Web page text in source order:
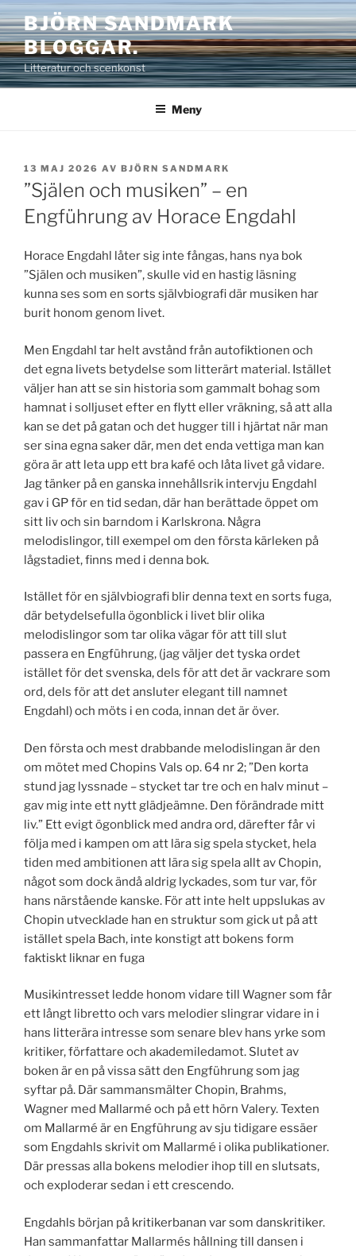
Hoppa
till
innehåll
BJÖRN SANDMARK
BLOGGAR.
Litteratur och scenkonst
Meny
PUBLICERAT
13 MAJ 2026 AV BJÖRN SANDMARK
”Själen och musiken” – en
Engführung av Horace Engdahl
Horace Engdahl låter sig inte fångas, hans nya bok
”Själen och musiken”, skulle vid en hastig läsning
kunna ses som en sorts självbiografi där musiken har
burit honom genom livet.
Men Engdahl tar helt avstånd från autofiktionen och
det egna livets betydelse som litterärt material. Istället
väljer han att se sin historia som gammalt bohag som
hamnat i solljuset efter en flytt eller vräkning, så att alla
kan se det på gatan och det hugger till i hjärtat när man
ser sina egna saker där, men det enda vettiga man kan
göra är att leta upp ett bra kafé och låta livet gå vidare.
Jag tänker på en ganska innehållsrik intervju Engdahl
gav i GP för en tid sedan, där han berättade öppet om
sitt liv och sin barndom i Karlskrona. Några
melodislingor, till exempel om den första kärleken på
lågstadiet, finns med i denna bok.
Istället för en självbiografi blir denna text en sorts fuga,
där betydelsefulla ögonblick i livet blir olika
melodislingor som tar olika vägar för att till slut
passera en Engführung, (jag väljer det tyska ordet
istället för det svenska, dels för att det är vackrare som
ord, dels för att det ansluter elegant till namnet
Engdahl) och möts i en coda, innan det är över.
Den första och mest drabbande melodislingan är den
om mötet med Chopins Vals op. 64 nr 2; ”Den korta
stund jag lyssnade – stycket tar tre och en halv minut –
gav mig inte ett nytt glädjeämne. Den förändrade mitt
liv.” Ett evigt ögonblick med andra ord, därefter får vi
följa med i kampen om att lära sig spela stycket, hela
tiden med ambitionen att lära sig spela allt av Chopin,
något som dock ändå aldrig lyckades, som tur var, för
hans närstående kanske. För att inte helt uppslukas av
Chopin utvecklade han en struktur som gick ut på att
istället spela Bach, inte konstigt att bokens form
faktiskt liknar en fuga
Musikintresset ledde honom vidare till Wagner som får
ett långt libretto och vars melodier slingrar vidare in i
hans litterära intresse som senare blev hans yrke som
kritiker, författare och akademiledamot. Slutet av
boken är en på vissa sätt den Engführung som jag
syftar på. Där sammansmälter Chopin, Brahms,
Wagner med Mallarmé och på ett hörn Valery. Texten
om Mallarmé är en Engführung av sju tidigare essäer
som Engdahls skrivit om Mallarmé i olika publikationer.
Där pressas alla bokens melodier ihop till en slutsats,
och exploderar sedan i ett crescendo.
Engdahls början på kritikerbanan var som danskritiker.
Han sammanfattar Mallarmés hållning till dansen i